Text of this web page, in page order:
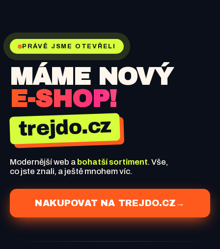
PRÁVĚ JSME OTEVŘELI
MÁME NOVÝ
E-SHOP!
trejdo.cz
Modernější web a bohatší sortiment. Vše,
co jste znali, a ještě mnohem víc.
NAKUPOVAT NA TREJDO.CZ →